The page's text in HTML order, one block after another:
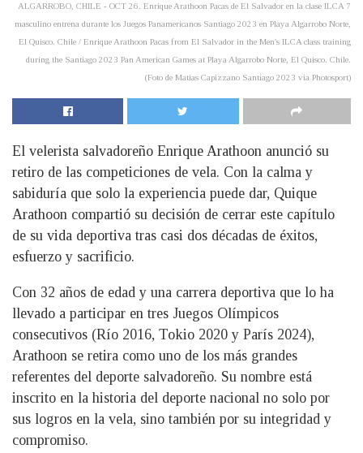
ALGARROBO, CHILE - OCT 26. Enrique Arathoon Pacas de El Salvador en la clase ILCA 7
masculino entrena durante los Juegos Panamericanos Santiago 2023 en Playa Algarrobo Norte,
El Quisco. Chile / Enrique Arathoon Pacas from El Salvador in the Men's ILCA class training
during the Santiago 2023 Pan American Games at Playa Algarrobo Norte, El Quisco. Chile.
(Foto de Matias Capizzano Santiago 2023 via Photosport)
El velerista salvadoreño Enrique Arathoon anunció su
retiro de las competiciones de vela. Con la calma y
sabiduría que solo la experiencia puede dar, Quique
Arathoon compartió su decisión de cerrar este capítulo
de su vida deportiva tras casi dos décadas de éxitos,
esfuerzo y sacrificio.
Con 32 años de edad y una carrera deportiva que lo ha
llevado a participar en tres Juegos Olímpicos
consecutivos (Río 2016, Tokio 2020 y París 2024),
Arathoon se retira como uno de los más grandes
referentes del deporte salvadoreño. Su nombre está
inscrito en la historia del deporte nacional no solo por
sus logros en la vela, sino también por su integridad y
compromiso.